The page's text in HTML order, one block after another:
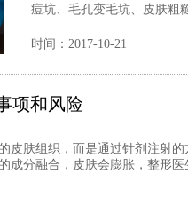
痘坑、毛孔变毛坑、皮肤
时间：2017-10-21
项和风险
肤组织，而是通过针剂注射的
成分融合，皮肤会膨胀，整形